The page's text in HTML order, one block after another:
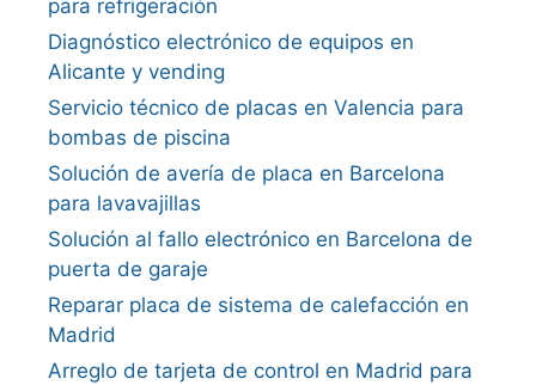
para refrigeración
Diagnóstico electrónico de equipos en
Alicante y vending
Servicio técnico de placas en Valencia para
bombas de piscina
Solución de avería de placa en Barcelona
para lavavajillas
Solución al fallo electrónico en Barcelona de
puerta de garaje
Reparar placa de sistema de calefacción en
Madrid
Arreglo de tarjeta de control en Madrid para